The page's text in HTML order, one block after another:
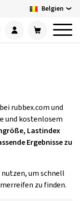
Belgien
rubbex.com und
und kostenlosem
Lastindex
Ergebnisse zu
nutzen, um schnell
zu finden.